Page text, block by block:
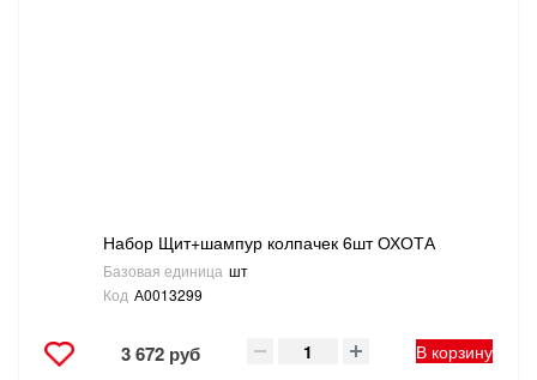
Набор Щит+шампур колпачек 6шт ОХОТА
Базовая единица шт
Код А0013299
3 672 руб В корзину